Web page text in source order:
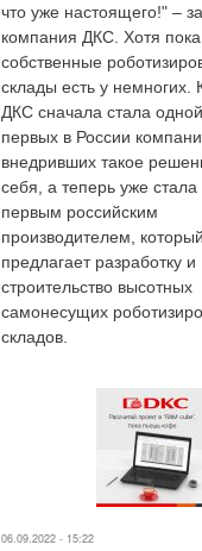
что уже настоящего!" –
компания ДКС. Хотя пока
собственные
склады есть у немногих.
ДКС сначала стала
первых в России
внедривших такое
себя, а теперь уже стала
первым российским
производителем,
предлагает разработку и
строительство высотных
самонесущих
складов.
06.09.2022 - 15:22